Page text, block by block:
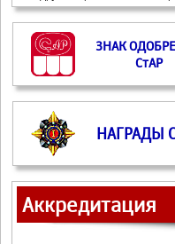
ЗНАК
СтАР
НАГРАДЫ
Аккредитация